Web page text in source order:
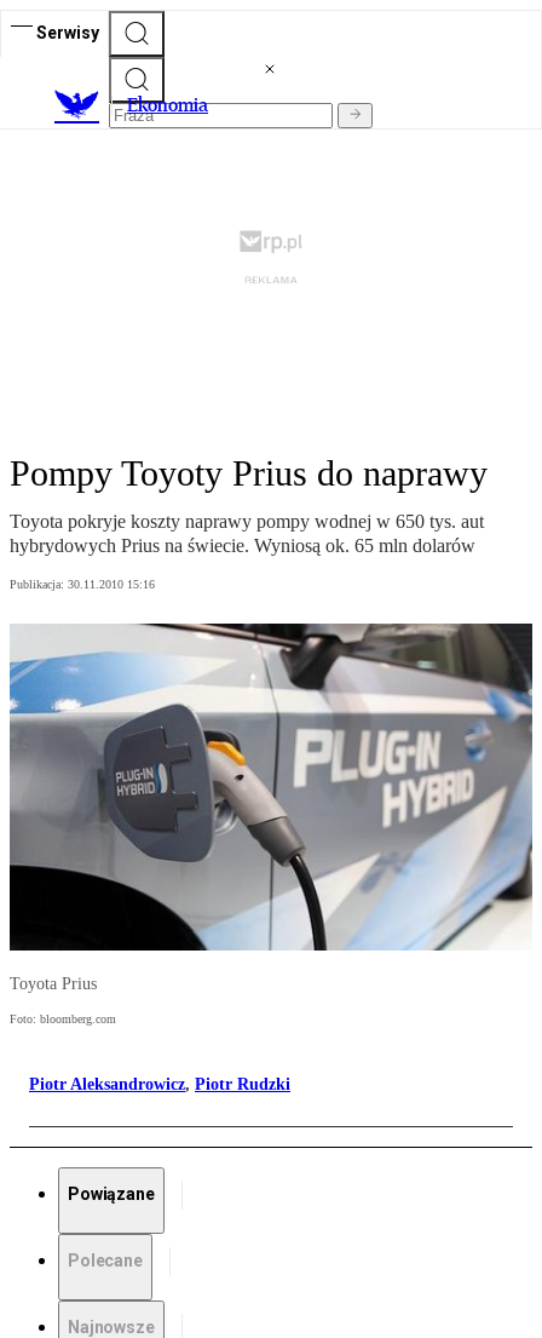
Serwisy
Ekonomia
Pompy Toyoty Prius do naprawy
Toyota pokryje koszty naprawy pompy wodnej w 650 tys. aut
hybrydowych Prius na świecie. Wyniosą ok. 65 mln dolarów
Publikacja: 30.11.2010 15:16
Toyota Prius
Foto: bloomberg.com
Piotr Aleksandrowicz, Piotr Rudzki
Powiązane
Polecane
Najnowsze